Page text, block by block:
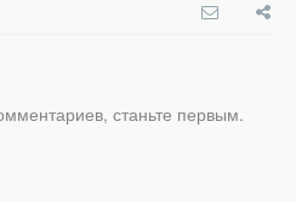
станьте первым.